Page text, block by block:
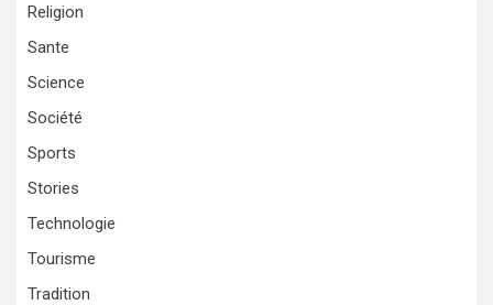
Religion
Sante
Science
Société
Sports
Stories
Technologie
Tourisme
Tradition